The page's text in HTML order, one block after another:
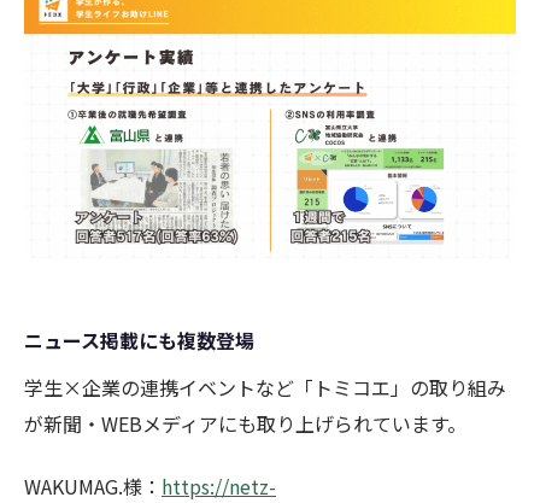
ニュース掲載にも複数登場
学生×企業の連携イベントなど「トミコエ」の取り組み
が新聞・WEBメディアにも取り上げられています。
WAKUMAG.様： https://netz-